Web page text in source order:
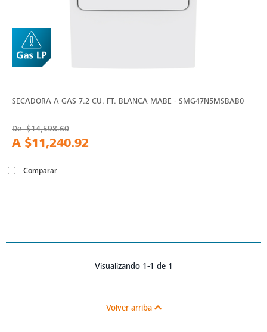
SECADORA A GAS 7.2 CU. FT. BLANCA MABE - SMG47N5MSBAB0
De$14,598.60
A $11,240.92
Comparar
Visualizando 1-1 de 1
Volver arriba